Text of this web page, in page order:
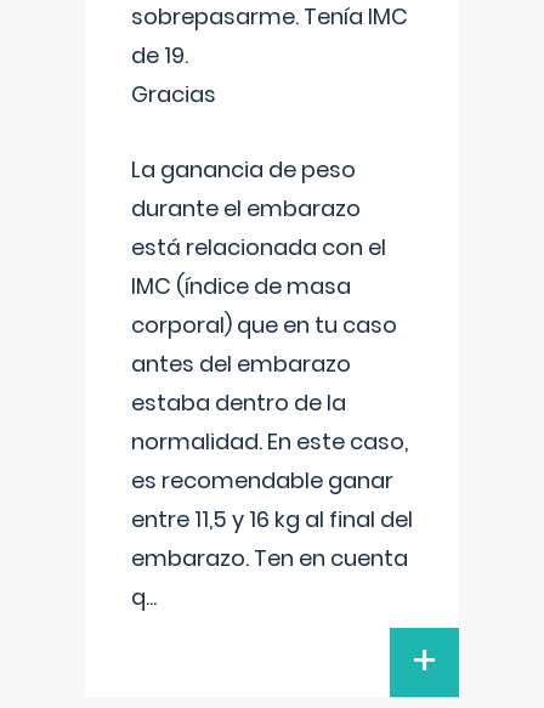
sobrepasarme. Tenía IMC
de 19.
Gracias
La ganancia de peso
durante el embarazo
está relacionada con el
IMC (índice de masa
corporal) que en tu caso
antes del embarazo
estaba dentro de la
normalidad. En este caso,
es recomendable ganar
entre 11,5 y 16 kg al final del
embarazo. Ten en cuenta
q...
+